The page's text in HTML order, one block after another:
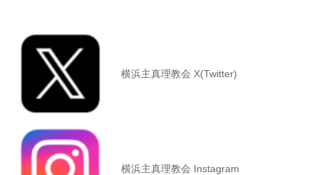
横浜主真理教会 X(Twitter)
横浜主真理教会 Instagram